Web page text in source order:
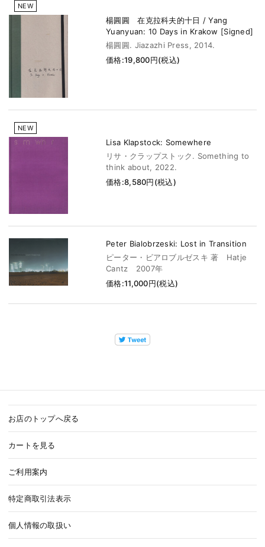
NEW
楊圓圓 在克拉科夫的十日 / Yang
Yuanyuan: 10 Days in Krakow [Signed]
楊圓圓. Jiazazhi Press, 2014.
価格:19,800円(税込)
NEW
Lisa Klapstock: Somewhere
リサ・クラップストック. Something to
think about, 2022.
価格:8,580円(税込)
Peter Bialobrzeski: Lost in Transition
ピーター・ビアロブルゼスキ 著 Hatje
Cantz 2007年
価格:11,000円(税込)
お店のトップへ戻る
カートを見る
ご利用案内
特定商取引法表示
個人情報の取扱い